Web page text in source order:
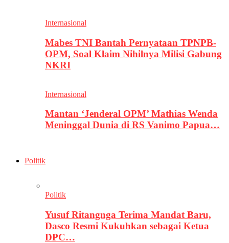
Internasional
Mabes TNI Bantah Pernyataan TPNPB-
OPM, Soal Klaim Nihilnya Milisi Gabung
NKRI
Internasional
Mantan ‘Jenderal OPM’ Mathias Wenda
Meninggal Dunia di RS Vanimo Papua…
Politik
Politik
Yusuf Ritangnga Terima Mandat Baru,
Dasco Resmi Kukuhkan sebagai Ketua
DPC…